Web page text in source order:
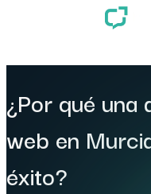
¿Por qué una
web en
éxito?